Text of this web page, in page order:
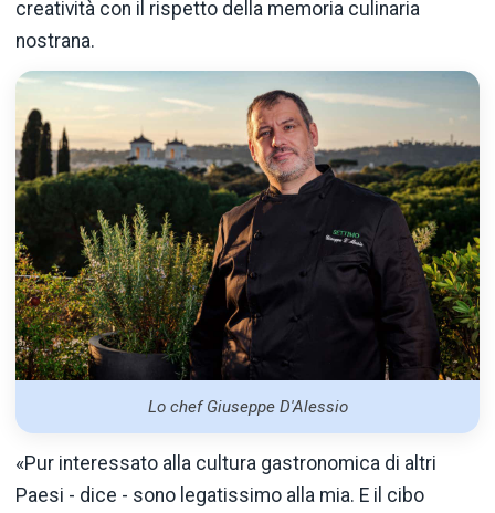
creatività con il rispetto della memoria culinaria
nostrana.
Lo chef Giuseppe D'Alessio
«Pur interessato alla cultura gastronomica di altri
Paesi - dice - sono legatissimo alla mia. E il cibo